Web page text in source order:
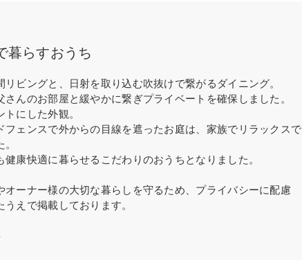
暮らすおうち
ビングと、日射を取り込む吹抜けで繋がるダイニング。
んのお部屋と緩やかに繋ぎプライベートを確保しました。
にした外観。
ェンスで外からの目線を遮ったお庭は、家族でリラックスで
康快適に暮らせるこだわりのおうちとなりました。
ーナー様の大切な暮らしを守るため、プライバシーに配慮
えで掲載しております。